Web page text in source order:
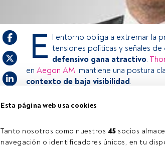
Esta página web usa cookies
Tanto nosotros como nuestros 45 socios
navegación o identificadores únicos, en tu
E l entorno obliga a extremar la
tensiones políticas y señales de
defensivo gana atractivo.
en Aegon AM, mantiene una postura
contexto de baja visibilidad.
estás registrado, accede desde el
invitamos a registrarte y disfrutar de